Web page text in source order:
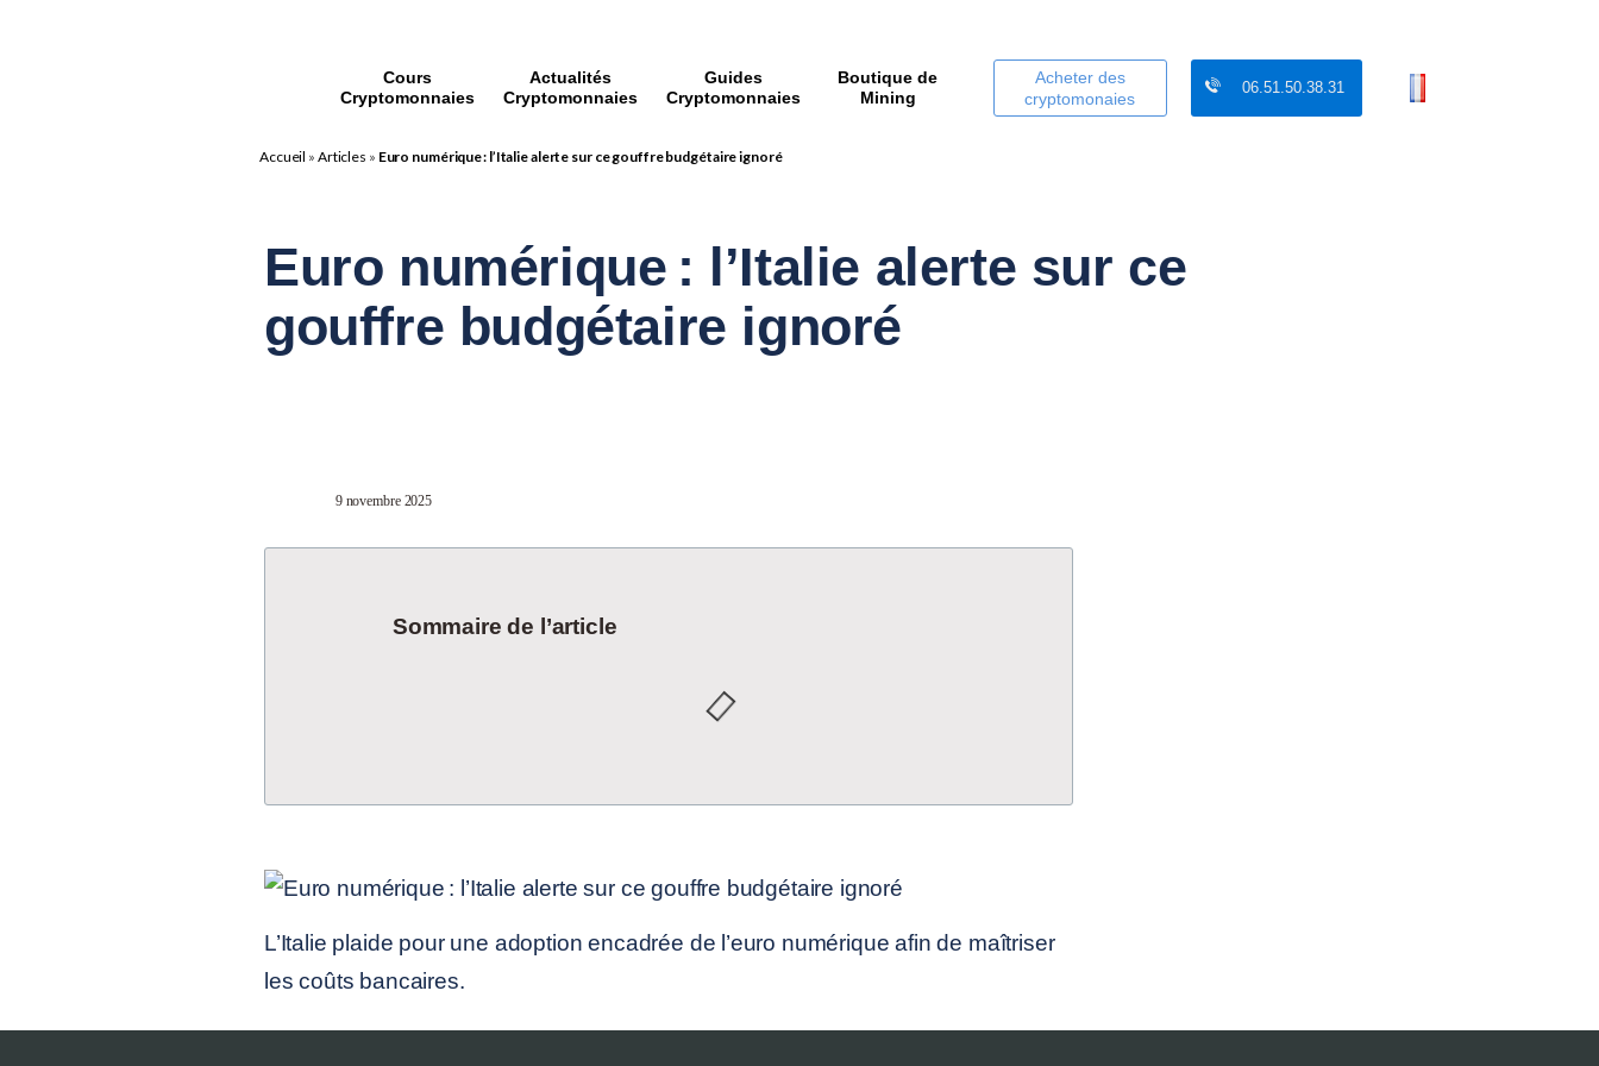
Cours
Cryptomonnaies
Actualités
Cryptomonnaies
Guides
Cryptomonnaies
Boutique de
Mining
Acheter des
cryptomonaies
06.51.50.38.31
Accueil » Articles » Euro numérique : l’Italie alerte sur ce gouffre budgétaire ignoré
Euro numérique : l’Italie alerte sur ce
gouffre budgétaire ignoré
9 novembre 2025
Sommaire de l’article
L’Italie plaide pour une adoption encadrée de l’euro numérique afin de maîtriser
les coûts bancaires.